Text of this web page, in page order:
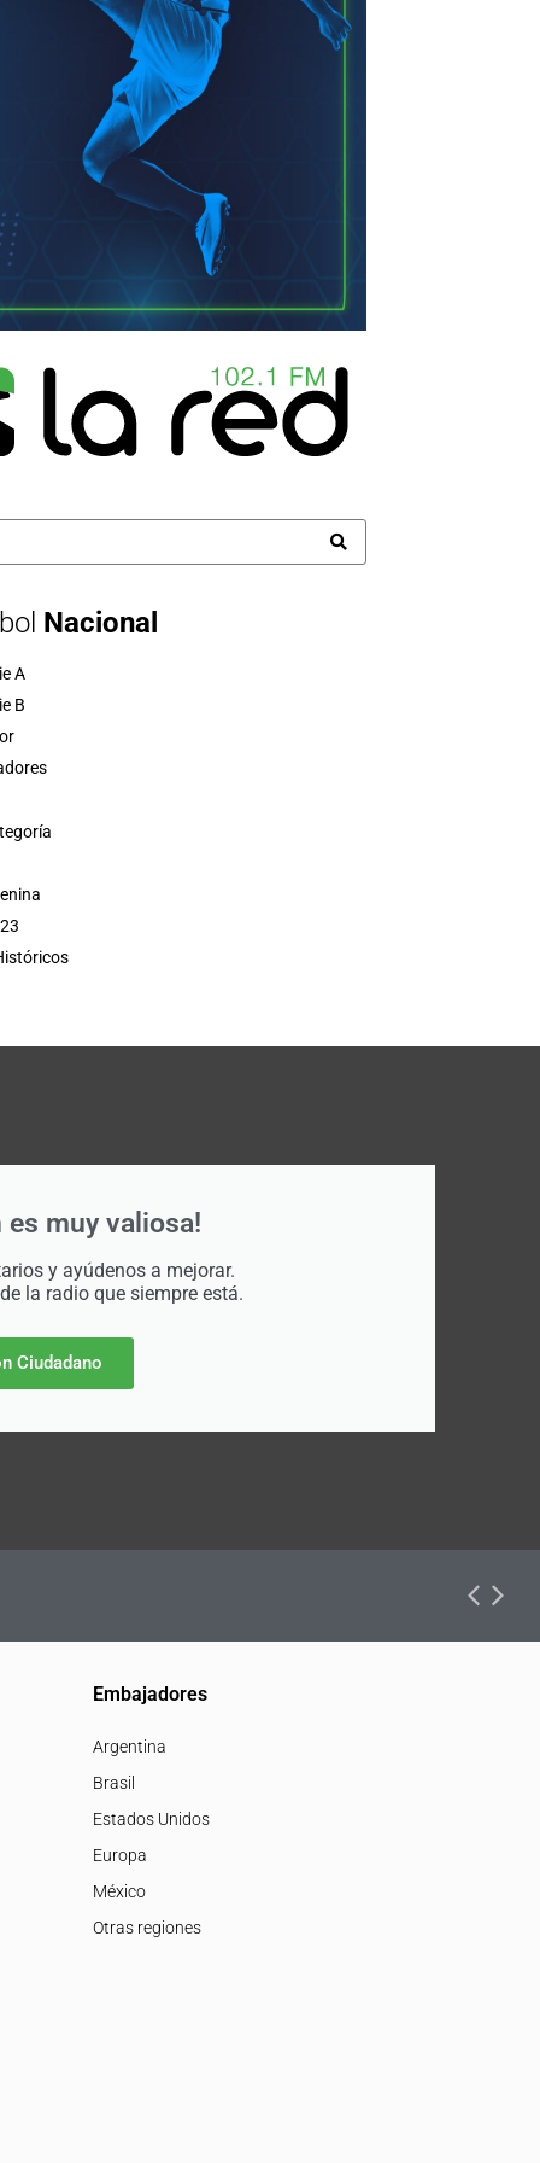
Nacional
A
B
es muy valiosa!
y ayúdenos a mejorar.
la radio que siempre está.
Ciudadano
Embajadores
Argentina
Brasil
Estados Unidos
Europa
México
Otras regiones